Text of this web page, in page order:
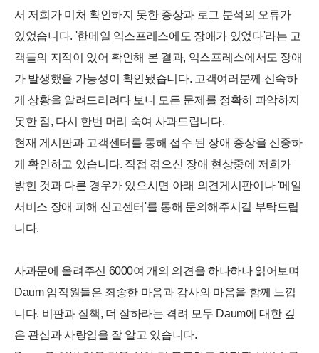
서 저희가 미처 확인하지 못한 증상과 로그 분석의 오류가
있었습니다. '한메일 익스프레스에도 장애가 있었다'라는 고
객들의 지적이 있어 확인해 본 결과, 익스프레스에서도 장애
가 발생했을 가능성이 확인됐습니다. 고객여러분께 신속하
게 상황을 알려드리려다 보니 모든 문제를 정확히 파악하지
못한 점, 다시 한번 머리 숙여 사과드립니다.
현재 게시판과 고객센터를 통해 접수 된 장애 증상을 신중하
게 확인하고 있습니다. 직접 겪으신 장애 현상중에 저희가
밝힌 것과 다른 경우가 있으시면 아래 의견게시판이나 '메일
서비스 장애 피해 신고센터'를 통해 문의해주시길 부탁드립
니다.
사과문에 올려주신 6000여 개의 의견을 하나하나 읽어보며
Daum 임직원들은 죄송한 마음과 감사의 마음을 함께 느낍
니다. 비판과 질책, 더 잘하라는 격려 모두 Daum에 대한 깊
은 관심과 사랑임을 잘 알고 있습니다.